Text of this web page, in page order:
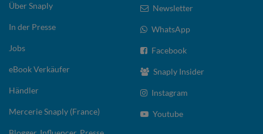
Über Snaply
In der Presse
Jobs
eBook Verkäufer
Händler
Mercerie Snaply (France)
Newsletter
WhatsApp
Facebook
Snaply Insider
Instagram
Youtube